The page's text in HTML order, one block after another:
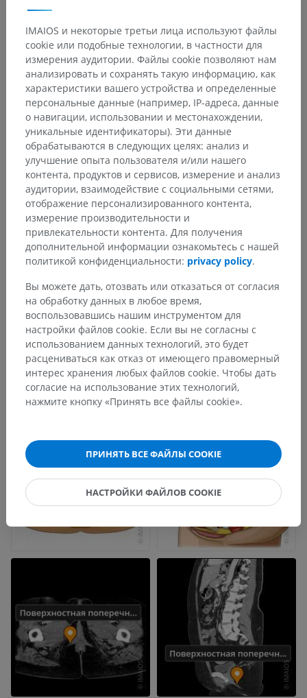
IMAIOS и некоторые третьи лица используют файлы
cookie или подобные технологии, в частности для
измерения аудитории. Файлы cookie позволяют нам
анализировать и сохранять такую информацию, как
характеристики вашего устройства и определенные
персональные данные (например, IP-адреса, данные
о навигации, использовании и местонахождении,
уникальные идентификаторы). Эти данные
обрабатываются в следующих целях: анализ и
улучшение опыта пользователя и/или нашего
контента, продуктов и сервисов, измерение и анализ
аудитории, взаимодействие с социальными сетями,
отображение персонализированного контента,
измерение производительности и
привлекательности контента. Для получения
дополнительной информации ознакомьтесь с нашей
политикой конфиденциальности: privacy policy.
Вы можете дать, отозвать или отказаться от согласия
на обработку данных в любое время,
воспользовавшись нашим инструментом для
настройки файлов cookie. Если вы не согласны с
использованием данных технологий, это будет
расцениваться как отказ от имеющего правомерный
интерес хранения любых файлов cookie. Чтобы дать
согласие на использование этих технологий,
нажмите кнопку «Принять все файлы cookie».
ПРИНЯТЬ ВСЕ ФАЙЛЫ COOKIE
НАСТРОЙКИ ФАЙЛОВ COOKIE